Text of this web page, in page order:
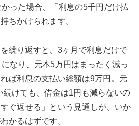
った場合、「利息の5千円だけ払
ちかけられます。
繰り返すと、3ヶ月で利息だけで
なり、元本5万円はまったく減っ
ば利息の支払い総額は9万円。元
続けても、借金は1円も減らないの
ぐ返せる」という見通しが、いか
かるはずです。